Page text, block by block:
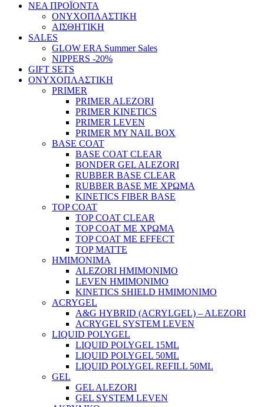
ΝΕΑ ΠΡΟΪΟΝΤΑ
ΟΝΥΧΟΠΛΑΣΤΙΚΗ
ΑΙΣΘΗΤΙΚΗ
SALES
GLOW ERA Summer Sales
NIPPERS -20%
GIFT SETS
ΟΝΥΧΟΠΛΑΣΤΙΚΗ
PRIMER
PRIMER ALEZORI
PRIMER KINETICS
PRIMER LEVEN
PRIMER MY NAIL BOX
BASE COAT
BASE COAT CLEAR
BONDER GEL ALEZORI
RUBBER BASE CLEAR
RUBBER BASE ΜΕ ΧΡΩΜΑ
KINETICS FIBER BASE
TOP COAT
TOP COAT CLEAR
TOP COAT ΜΕ ΧΡΩΜΑ
TOP COAT ΜΕ EFFECT
TOP MATTE
ΗΜΙΜΟΝΙΜΑ
ALEZORI ΗΜΙΜΟΝΙΜΟ
LEVEN ΗΜΙΜΟΝΙΜΟ
KINETICS SHIELD ΗΜΙΜΟΝΙΜΟ
ACRYGEL
A&G HYBRID (ACRYLGEL) – ALEZORI
ACRYGEL SYSTEM LEVEN
LIQUID POLYGEL
LIQUID POLYGEL 15ML
LIQUID POLYGEL 50ML
LIQUID POLYGEL REFILL 50ML
GEL
GEL ALEZORI
GEL SYSTEM LEVEN